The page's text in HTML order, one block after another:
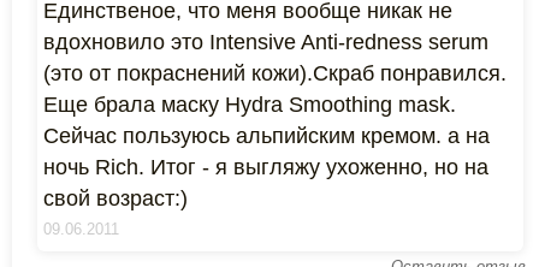
Единственое, что меня вообще никак не
вдохновило это Intensive Anti-redness serum
(это от покраснений кожи).Скраб понравился.
Еще брала маску Hydra Smoothing mask.
Сейчас пользуюсь альпийским кремом. а на
ночь Rich. Итог - я выгляжу ухоженно, но на
свой возраст:)
09.06.2011